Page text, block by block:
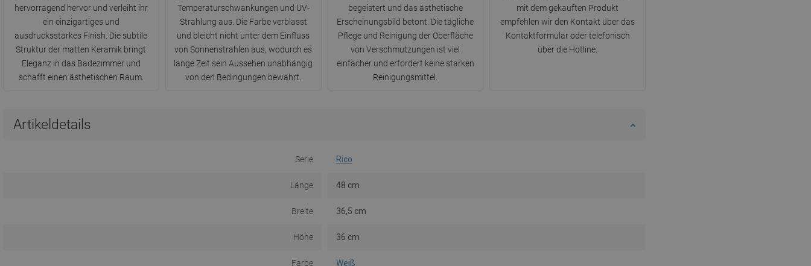
hervorragend hervor und verleiht ihr
ein einzigartiges und
ausdrucksstarkes Finish. Die subtile
Struktur der matten Keramik bringt
Eleganz in das Badezimmer und
schafft einen ästhetischen Raum.
Temperaturschwankungen und UV-
Strahlung aus. Die Farbe verblasst
und bleicht nicht unter dem Einfluss
von Sonnenstrahlen aus, wodurch es
lange Zeit sein Aussehen unabhängig
von den Bedingungen bewahrt.
begeistert und das ästhetische
Erscheinungsbild betont. Die tägliche
Pflege und Reinigung der Oberfläche
von Verschmutzungen ist viel
einfacher und erfordert keine starken
Reinigungsmittel.
mit dem gekauften Produkt
empfehlen wir den Kontakt über das
Kontaktformular oder telefonisch
über die Hotline.
Artikeldetails
Serie Rico
Länge 48 cm
Breite 36,5 cm
Höhe 36 cm
Farbe Weiß